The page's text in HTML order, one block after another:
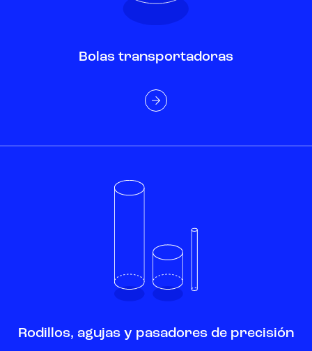
Bolas transportadoras
Rodillos, agujas y pasadores de precisión